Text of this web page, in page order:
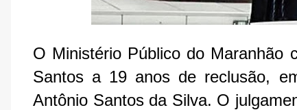
O Ministério Público do Maranhão
Santos a 19 anos de reclusão,
Antônio Santos da Silva. O